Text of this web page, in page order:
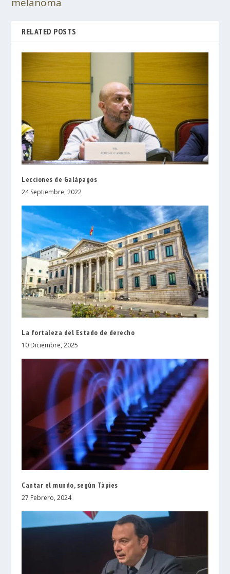
RELATED POSTS
Lecciones de Galápagos
24 Septiembre, 2022
La fortaleza del Estado de derecho
10 Diciembre, 2025
Cantar el mundo, según Tàpies
27 Febrero, 2024